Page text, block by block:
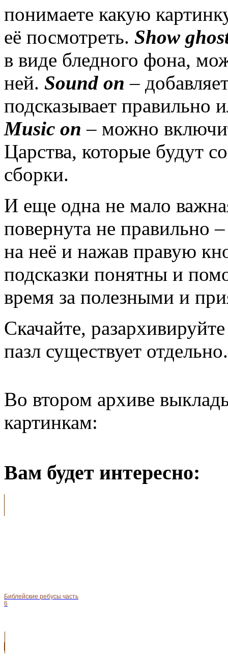
понимаете какую
её посмотреть. Show
в виде бледного фона,
ней. Sound on –
подсказывает правильно
Music on – можно
Царства, которые будут
сборки.
И еще одна не мало
повернута не правильно
на неё и нажав правую
подсказки понятны и
время за полезными и
Скачайте,
пазл существует отдельно.
Во втором архиве
картинкам:
Вам будет интересно:
Библейские ребусы часть
6